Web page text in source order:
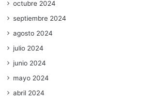
octubre 2024
septiembre 2024
agosto 2024
julio 2024
junio 2024
mayo 2024
abril 2024